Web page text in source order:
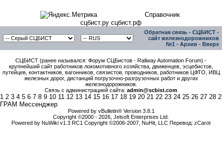
Справочник
сцбист.ру сцбист.рф
Обратная связь - СЦБИСТ -
сайт железнодорожников
№1 - Архив - Вверх
СЦБИСТ (ранее назывался: Форум СЦБистов - Railway Automation Forum) -
крупнейший сайт работников локомотивного хозяйства, движенцев, эсцебистов,
путейцев, контактников, вагонников, связистов, проводников, работников ЦФТО, ИВЦ
железных дорог, дистанций погрузочно-разгрузочных работ и других
железнодорожников.
Связь с администрацией сайта: admin@scbist.com
1 2 3 4 5 6 7 8 9 10 11 12 13 14 15 16 17 18 19 20 21 22 23 24 25 26 27 28
ГРАМ Мессенджер
Powered by vBulletin® Version 3.8.1
Copyright ©2000 - 2026, Jelsoft Enterprises Ltd.
Powered by NuWiki v1.3 RC1 Copyright ©2006-2007, NuHit, LLC Перевод: zCarot